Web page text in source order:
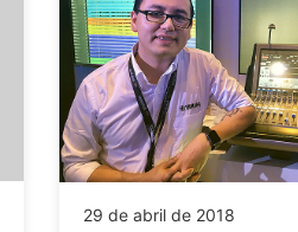
29 de abril de 2018